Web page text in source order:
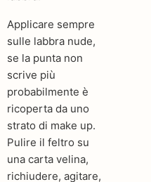
Applicare sempre
sulle labbra nude,
se la punta non
scrive più
probabilmente è
ricoperta da uno
strato di make up.
Pulire il feltro su
una carta velina,
richiudere, agitare,